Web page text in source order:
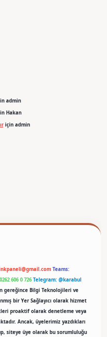
admin
Hakan
için admin
Teams:
606 0 726 Telegram: @karabul
gereğince Bilgi Teknolojileri ve
bir Yer Sağlayıcı olarak hizmet
proaktif olarak denetleme veya
Ancak, üyelerimiz yazdıkları
siteye üye olarak bu sorumluluğu